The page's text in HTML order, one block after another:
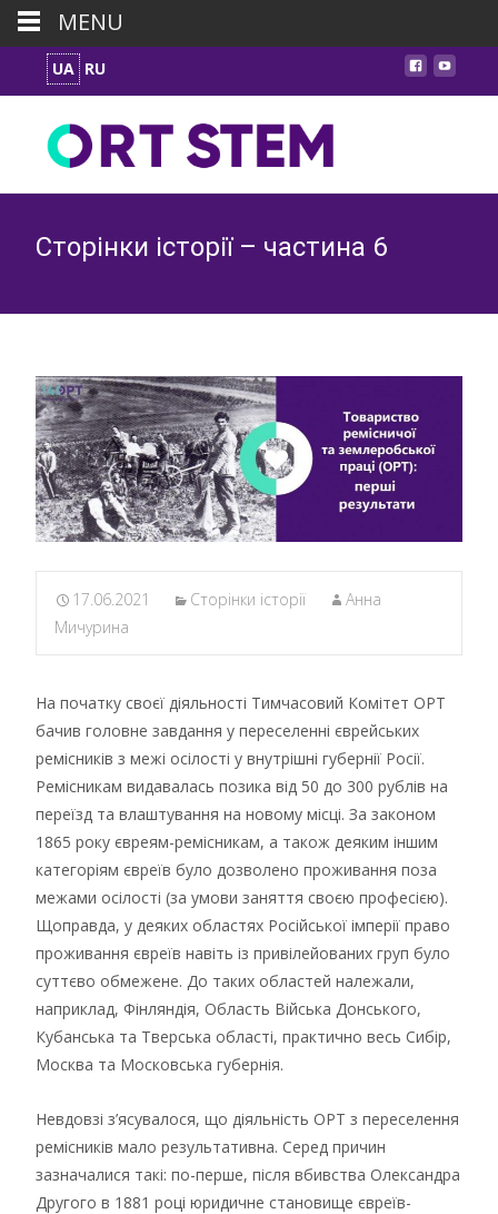
UA RU
Сторінки історії – частина 6
17.06.2021 Сторінки історії
Анна
Мичурина
На початку своєї діяльності Тимчасовий Комітет ОРТ
бачив головне завдання у переселенні єврейських
ремісників з межі осілості у внутрішні губернії Росії.
Ремісникам видавалась позика від 50 до 300 рублів на
переїзд та влаштування на новому місці. За законом
1865 року євреям-ремісникам, а також деяким іншим
категоріям євреїв було дозволено проживання поза
межами осілості (за умови заняття своєю професією).
Щоправда, у деяких областях Російської імперії право
проживання євреїв навіть із привілейованих груп було
суттєво обмежене. До таких областей належали,
наприклад, Фінляндія, Область Війська Донського,
Кубанська та Тверська області, практично весь Сибір,
Москва та Московська губернія.
Невдовзі з’ясувалося, що діяльність ОРТ з переселення
ремісників мало результативна. Серед причин
зазначалися такі: по-перше, після вбивства Олександра
Другого в 1881 році юридичне становище євреїв-
MENU